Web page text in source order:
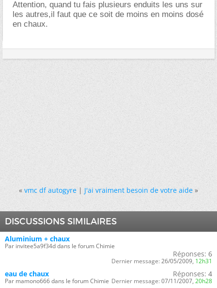
Attention, quand tu fais plusieurs enduits les uns sur
les autres,il faut que ce soit de moins en moins dosé
en chaux.
« vmc df autogyre|J'ai vraiment besoin de votre aide »
DISCUSSIONS SIMILAIRES
Aluminium + chaux
Par invitee5a9f34d dans le forum Chimie
Réponses: 6
Dernier message: 26/05/2009, 12h31
eau de chaux
Par mamono666 dans le forum Chimie
Réponses: 4
Dernier message: 07/11/2007, 20h28